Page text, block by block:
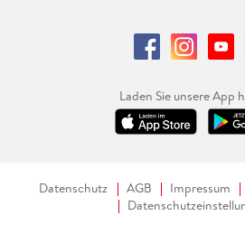
Laden Sie unsere App
Datenschutz AGB Impressum